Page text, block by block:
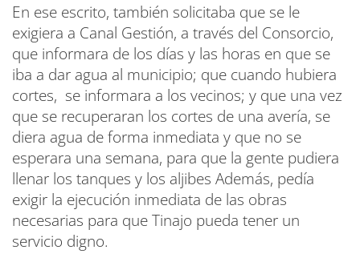
En ese escrito, también solicitaba que se le
exigiera a Canal Gestión, a través del Consorcio,
que informara de los días y las horas en que se
iba a dar agua al municipio; que cuando hubiera
cortes, se informara a los vecinos; y que una vez
que se recuperaran los cortes de una avería, se
diera agua de forma inmediata y que no se
esperara una semana, para que la gente pudiera
llenar los tanques y los aljibes Además, pedía
exigir la ejecución inmediata de las obras
necesarias para que Tinajo pueda tener un
servicio digno.